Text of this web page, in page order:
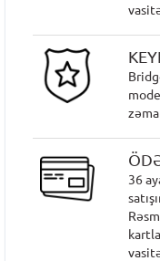
36